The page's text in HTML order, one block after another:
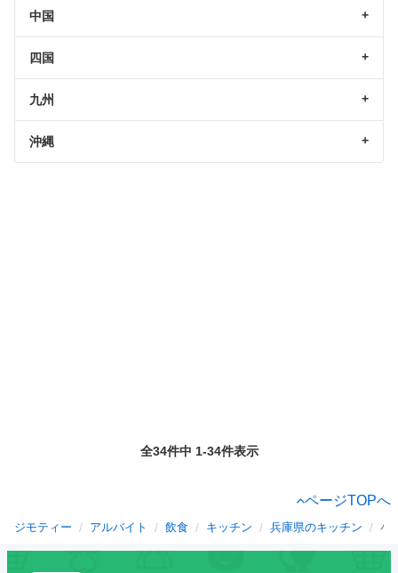
中国
四国
九州
沖縄
全34件中 1-34件表示
ページTOPへ
ジモティー アルバイト 飲食 キッチン 兵庫県のキッチン 小